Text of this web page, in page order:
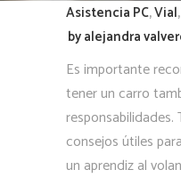
Asistencia PC,Vial,
byalejandra
Es importante
tener un carro
consejos útiles
un aprendiz al